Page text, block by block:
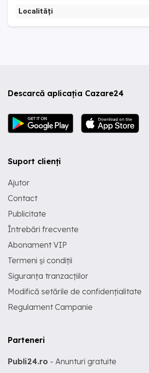
Localități
Descarcă aplicația Cazare24
Suport clienți
Ajutor
Contact
Publicitate
Întrebări frecvente
Abonament VIP
Termeni și condiții
Siguranța tranzacțiilor
Modifică setările de confidențialitate
Regulament Campanie
Parteneri
Publi24.ro - Anunturi gratuite